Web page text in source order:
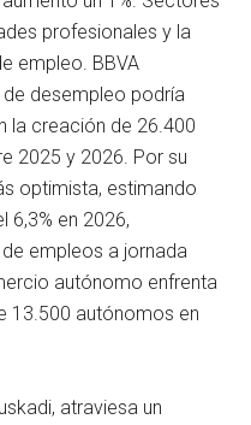
profesionales y la
empleo. BBVA
desempleo podría
la creación de 26.400
2025 y 2026. Por su
optimista, estimando
6,3% en 2026,
empleos a jornada
autónomo enfrenta
13.500 autónomos en
atraviesa un